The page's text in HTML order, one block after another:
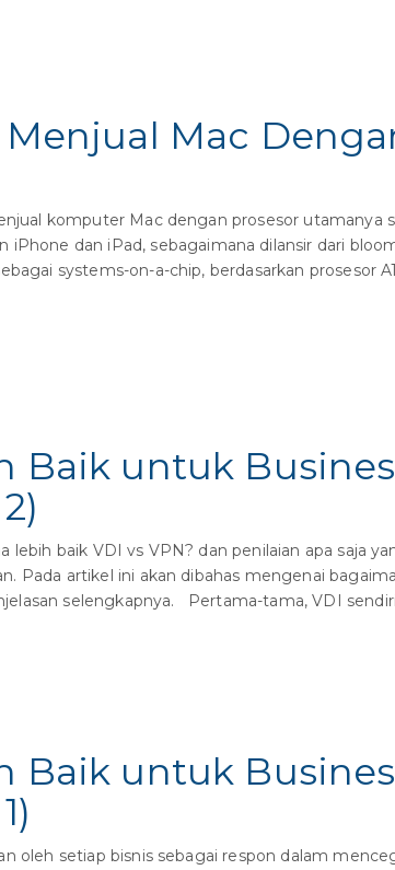
Mac
komputer Mac dengan prosesor utamanya
dan iPad, sebagaimana dilansir dari
systems-on-a-chip, berdasarkan prosesor
Baik untuk
baik VDI vs VPN? dan penilaian apa saja
Pada artikel ini akan dibahas mengenai
selengkapnya. Pertama-tama, VDI
Baik untuk
oleh setiap bisnis sebagai respon dalam